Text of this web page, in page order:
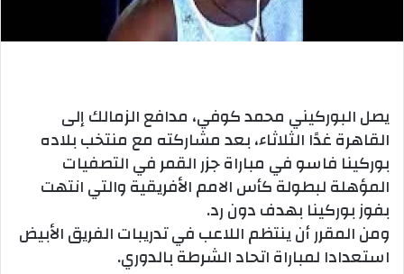
يصل البوركيني محمد كوفي، مدافع الزمالك إلى
القاهرة غدًا الثلاثاء، بعد مشاركته مع منتخب بلاده
بوركينا فاسو في مباراة جزر القمر في التصفيات
المؤهلة لبطولة كأس الامم الأفريقية والتي انتهت
بفوز بوركينا بهدف دون رد.
ومن المقرر أن ينتظم اللاعب في تدريبات الفريق الأبيض
استعدادا لمباراة اتحاد الشرطة بالدوري.